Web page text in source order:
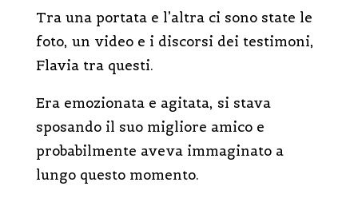
Tra una portata e l’altra ci sono state le
foto, un video e i discorsi dei testimoni,
Flavia tra questi.
Era emozionata e agitata, si stava
sposando il suo migliore amico e
probabilmente aveva immaginato a
lungo questo momento.